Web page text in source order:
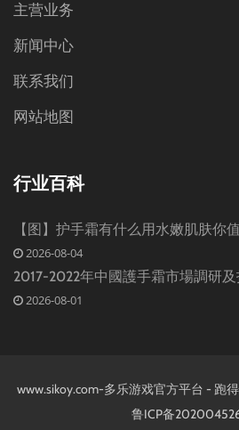
主营业务
新闻中心
联系我们
网站地图
行业百科
【图】护手霜有什么用水嫩肌肤你
2026-08-04
2017-2022年中國護手霜市場調研
2026-08-01
www.sikoy.com-多乐游戏官方平台 - 跑
鲁ICP备